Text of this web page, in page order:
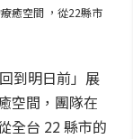
癒空間 ，從22縣市
到明日前」展
空間，團隊在
全台 22 縣市的